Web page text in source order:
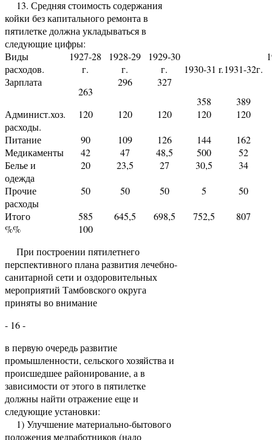
13. Средняя стоимость содержания
койки без капитального ремонта в
пятилетке должна укладываться в
следующие цифры:
Виды
расходов.
1927-28
г.
1928-29
г.
1929-30
г.
1930-31 r.1931-32г.
Зарплата
263
296
327
358
389
Админист.хоз.
расходы.
120 120 120 120
120
Питание
90 109 126 144
162
Медикаменты
42 47 48,5 500
52
Белье и
одежда
20 23,5 27 30,5
34
Прочие
расходы
50 50 50 5
50
Итого
585 645,5 698,5 752,5
807
%%
100
При построении пятилетнего
перспективного плана развития лечебно-
санитарной сети и оздоровительных
мероприятий Тамбовского округа
приняты во внимание
- 16 -
в первую очередь развитие
промышленности, сельского хозяйства и
происшедшее районирование, а в
зависимости от этого в пятилетке
должны найти отражение еще и
следующие установки:
1) Улучшение материально-бытового
положения медработников (надо